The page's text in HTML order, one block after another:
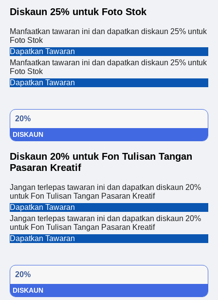
Diskaun 25% untuk Foto Stok
Manfaatkan tawaran ini dan dapatkan diskaun 25% untuk
Foto Stok
Dapatkan Tawaran
Manfaatkan tawaran ini dan dapatkan diskaun 25% untuk
Foto Stok
Dapatkan Tawaran
20%
DISKAUN
Diskaun 20% untuk Fon Tulisan Tangan
Pasaran Kreatif
Jangan terlepas tawaran ini dan dapatkan diskaun 20%
untuk Fon Tulisan Tangan Pasaran Kreatif
Dapatkan Tawaran
Jangan terlepas tawaran ini dan dapatkan diskaun 20%
untuk Fon Tulisan Tangan Pasaran Kreatif
Dapatkan Tawaran
20%
DISKAUN